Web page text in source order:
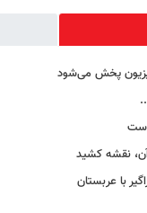
پخش می‌شود
نقشه کشید
با عربستان